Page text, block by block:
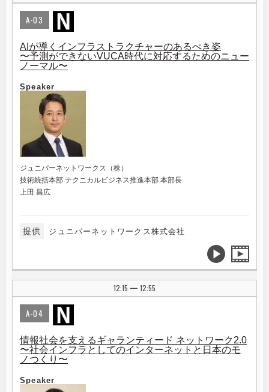
A-03
AIが導くインフラストラクチャーのあるべき姿
〜予測ができないVUCA時代に対応するためのニュー
ノーマル〜
Speaker
ジュニパーネットワークス（株）
技術統括本部 テクニカルビジネス推進本部 本部長
上田 昌広
提供 ジュニパーネットワークス株式会社
12:15 | 12:55
A-04
情報社会を支えるギャランティード ネットワーク2.0
〜社会インフラとしてのインターネットと日本のモ
ノつくり〜
Speaker